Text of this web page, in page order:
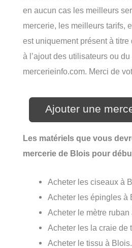
en aucun cas les meilleurs
mercerie, les meilleurs tarifs,
est uniquement présent à titre
à l’ajout des utilisateurs ou du
mercerieinfo.com. Merci de
Ajouter une
Les matériels que vous
mercerie de Blois pour
Acheter les ciseaux à
Acheter les épingles à
Acheter le mètre ruban
Acheter les la craie de
Acheter le tissu à Blois.